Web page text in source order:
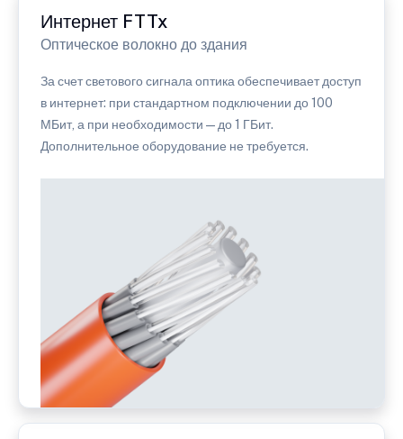
Интернет FTTx
Оптическое волокно до здания
За счет светового сигнала оптика обеспечивает доступ
в интернет: при стандартном подключении до 100
МБит, а при необходимости — до 1 ГБит.
Дополнительное оборудование не требуется.